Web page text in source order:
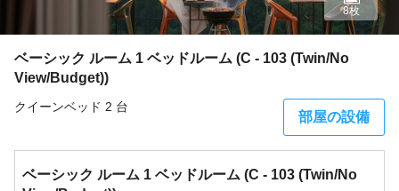
ベーシック ルーム 1 ベッドルーム (C - 103 (Twin/No
View/Budget))
クイーンベッド 2 台
部屋の設備
8枚
ベーシック ルーム 1 ベッドルーム (C - 103 (Twin/No